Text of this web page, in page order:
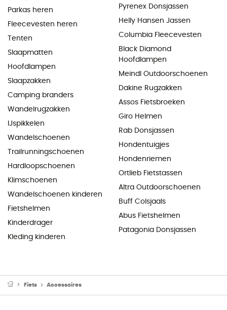
Parkas heren
Fleecevesten heren
Tenten
Slaapmatten
Hoofdlampen
Slaapzakken
Camping branders
Wandelrugzakken
IJspikkelen
Wandelschoenen
Trailrunningschoenen
Hardloopschoenen
Klimschoenen
Wandelschoenen kinderen
Fietshelmen
Kinderdrager
Kleding kinderen
Pyrenex Donsjassen
Helly Hansen Jassen
Columbia Fleecevesten
Black Diamond
Hoofdlampen
Meindl Outdoorschoenen
Dakine Rugzakken
Assos Fietsbroeken
Giro Helmen
Rab Donsjassen
Hondentuigjes
Hondenriemen
Ortlieb Fietstassen
Altra Outdoorschoenen
Buff Colsjaals
Abus Fietshelmen
Patagonia Donsjassen
Fiets Accessoires